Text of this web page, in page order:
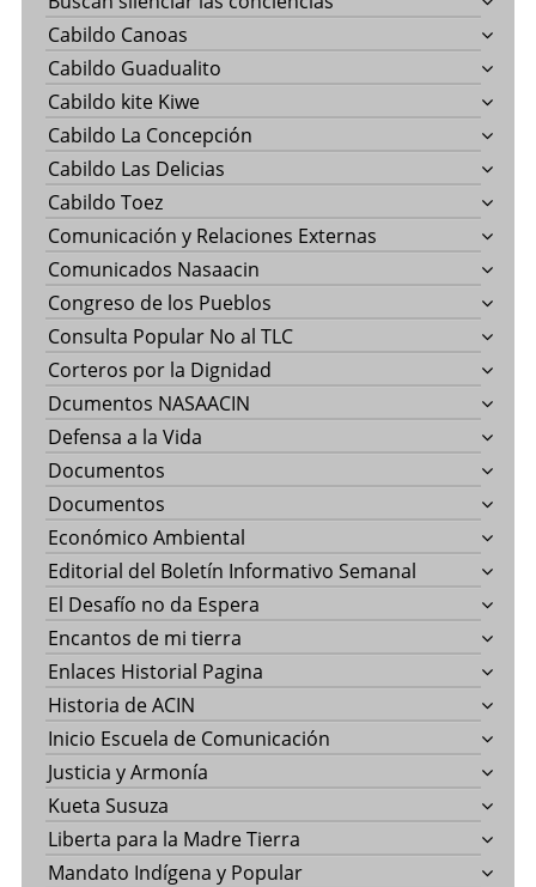
Cabildo Canoas
Cabildo Guadualito
Cabildo kite Kiwe
Cabildo La Concepción
Cabildo Las Delicias
Cabildo Toez
Comunicación y Relaciones Externas
Comunicados Nasaacin
Congreso de los Pueblos
Consulta Popular No al TLC
Corteros por la Dignidad
Dcumentos NASAACIN
Defensa a la Vida
Documentos
Documentos
Económico Ambiental
Editorial del Boletín Informativo Semanal
El Desafío no da Espera
Encantos de mi tierra
Enlaces Historial Pagina
Historia de ACIN
Inicio Escuela de Comunicación
Justicia y Armonía
Kueta Susuza
Liberta para la Madre Tierra
Mandato Indígena y Popular